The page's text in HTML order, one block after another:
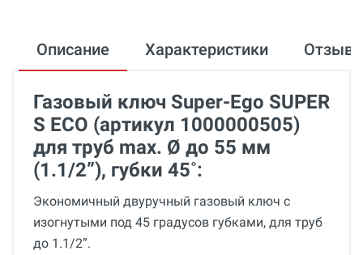
Описание Характеристики
Газовый ключ Super-Ego SUPER
S ECO (артикул 1000000505)
для труб max. Ø до 55 мм
(1.1/2”), губки 45˚:
Экономичный двуручный газовый ключ с
изогнутыми под 45 градусов губками, для труб
до 1.1/2”.